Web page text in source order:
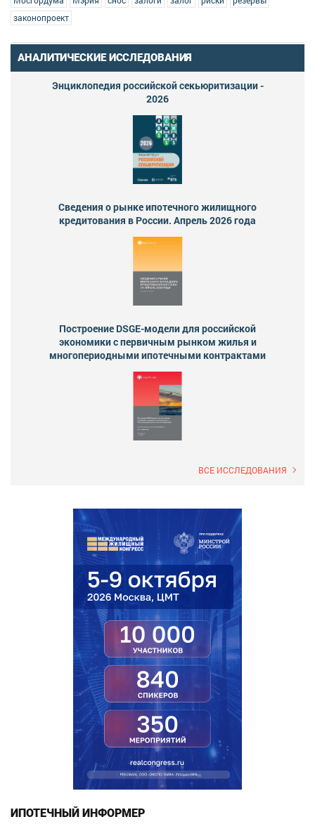
законопроект
АНАЛИТИЧЕСКИЕ ИССЛЕДОВАНИЯ
Энциклопедия российской секьюритизации -
2026
Сведения о рынке ипотечного жилищного
кредитования в России. Апрель 2026 года
Построение DSGE-модели для российской
экономики с первичным рынком жилья и
многопериодными ипотечными контрактами
ВСЕ ИССЛЕДОВАНИЯ
ИПОТЕЧНЫЙ ИНФОРМЕР